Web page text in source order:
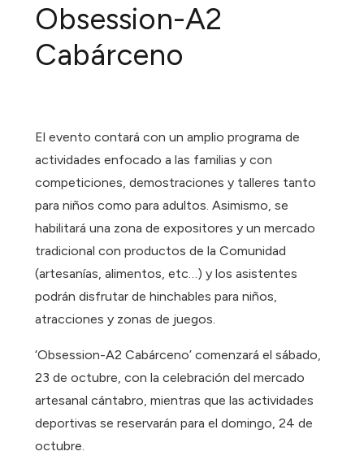
Obsession-A2
Cabárceno
El evento contará con un amplio programa de
actividades enfocado a las familias y con
competiciones, demostraciones y talleres tanto
para niños como para adultos. Asimismo, se
habilitará una zona de expositores y un mercado
tradicional con productos de la Comunidad
(artesanías, alimentos, etc…) y los asistentes
podrán disfrutar de hinchables para niños,
atracciones y zonas de juegos.
‘Obsession-A2 Cabárceno’ comenzará el sábado,
23 de octubre, con la celebración del mercado
artesanal cántabro, mientras que las actividades
deportivas se reservarán para el domingo, 24 de
octubre.